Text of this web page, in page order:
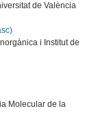
de València
i Institut de
Molecular de la